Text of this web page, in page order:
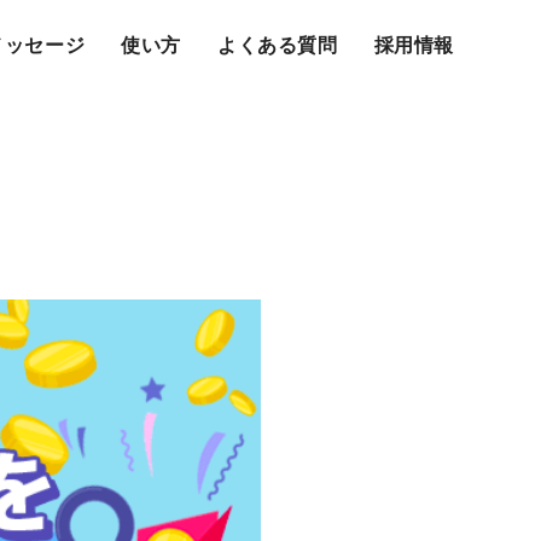
セージ 使い方 よくある質問 採用情報